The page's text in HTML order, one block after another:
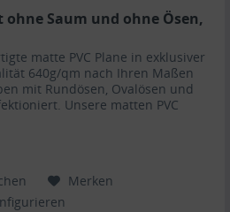
ohne Saum und ohne Ösen,
matte PVC Plane in exklusiver
640g/qm nach Ihren Maßen
mit Rundösen, Ovalösen und
Unsere matten PVC
Merken